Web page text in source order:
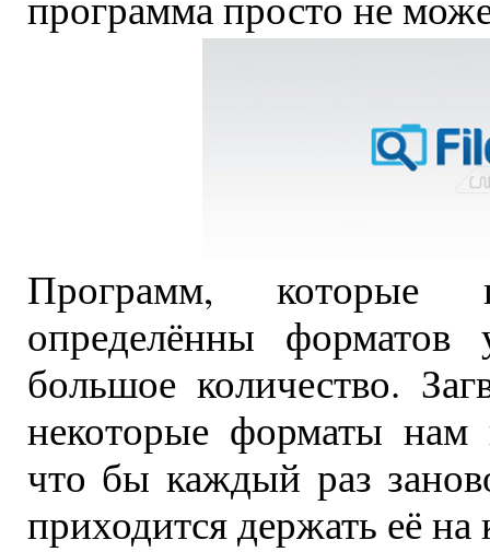
Программ, которые
определённы
большое количество.
некоторые форматы
что бы каждый раз
приходится держать её